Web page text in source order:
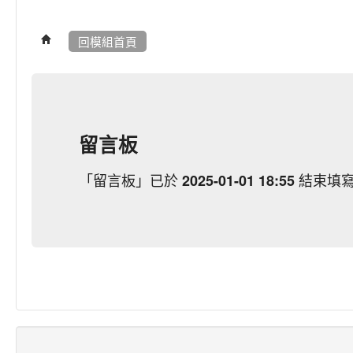
回模組首頁
留言板
「留言板」已於2025-01-01 18:55結束填